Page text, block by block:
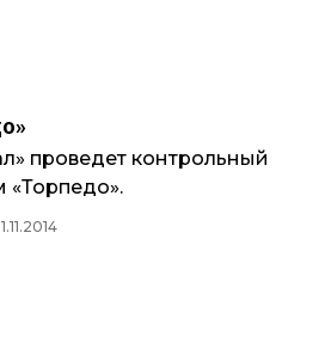
проведет контрольный
«Торпедо».